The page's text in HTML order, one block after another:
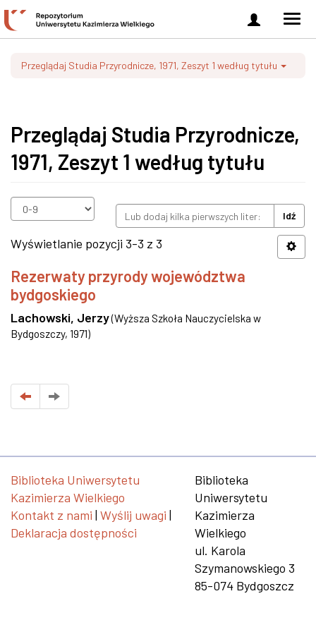
Zaloguj
się
Przeglądaj Studia Przyrodnicze, 1971, Zeszyt 1 według tytułu
Przeglądaj Studia Przyrodnicze,
1971, Zeszyt 1 według tytułu
Idź
Wyświetlanie pozycji 3-3 z 3
Rezerwaty przyrody województwa
bydgoskiego
Lachowski, Jerzy(Wyższa Szkoła Nauczycielska w
Bydgoszczy, 1971)
Biblioteka Uniwersytetu
Kazimierza Wielkiego
Kontakt z nami | Wyślij uwagi |
Deklaracja dostępności
Biblioteka
Uniwersytetu
Kazimierza
Wielkiego
ul. Karola
Szymanowskiego 3
85-074 Bydgoszcz